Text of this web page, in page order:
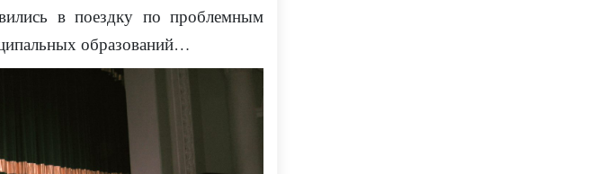
в поездку по проблемным
образований…